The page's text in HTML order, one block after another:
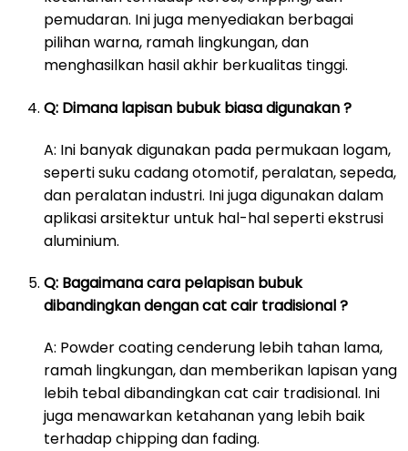
pemudaran. Ini juga menyediakan berbagai
pilihan warna, ramah lingkungan, dan
menghasilkan hasil akhir berkualitas tinggi.
Q: Dimana lapisan bubuk biasa digunakan ?
A: Ini banyak digunakan pada permukaan logam,
seperti suku cadang otomotif, peralatan, sepeda,
dan peralatan industri. Ini juga digunakan dalam
aplikasi arsitektur untuk hal-hal seperti ekstrusi
aluminium.
Q: Bagaimana cara pelapisan bubuk
dibandingkan dengan cat cair tradisional ?
A: Powder coating cenderung lebih tahan lama,
ramah lingkungan, dan memberikan lapisan yang
lebih tebal dibandingkan cat cair tradisional. Ini
juga menawarkan ketahanan yang lebih baik
terhadap chipping dan fading.